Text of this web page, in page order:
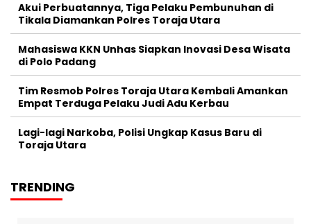
Akui Perbuatannya, Tiga Pelaku Pembunuhan di
Tikala Diamankan Polres Toraja Utara
Mahasiswa KKN Unhas Siapkan Inovasi Desa Wisata
di Polo Padang
Tim Resmob Polres Toraja Utara Kembali Amankan
Empat Terduga Pelaku Judi Adu Kerbau
Lagi-lagi Narkoba, Polisi Ungkap Kasus Baru di
Toraja Utara
TRENDING